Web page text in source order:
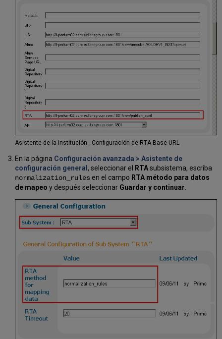
Asistente de la Institución - Configuración de RTA Base URL
En la página Configuración avanzada > Asistente de
configuración general , seleccionar el RTAsubsistema, escriba
normalization_rules en el campo RTA método para datos
de mapeo y después seleccionar Guardar y continuar.